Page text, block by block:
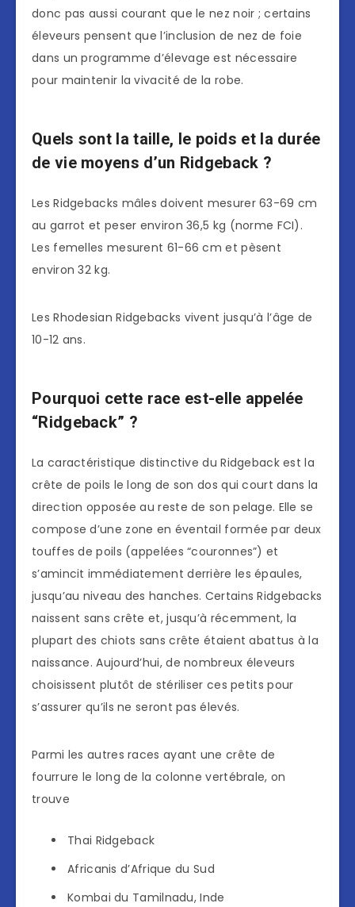
donc pas aussi courant que le nez noir ; certains
éleveurs pensent que l’inclusion de nez de foie
dans un programme d’élevage est nécessaire
pour maintenir la vivacité de la robe.
Quels sont la taille, le poids et la durée
de vie moyens d’un Ridgeback ?
Les Ridgebacks mâles doivent mesurer 63-69 cm
au garrot et peser environ 36,5 kg (norme FCI).
Les femelles mesurent 61-66 cm et pèsent
environ 32 kg.
Les Rhodesian Ridgebacks vivent jusqu’à l’âge de
10-12 ans.
Pourquoi cette race est-elle appelée
“Ridgeback” ?
La caractéristique distinctive du Ridgeback est la
crête de poils le long de son dos qui court dans la
direction opposée au reste de son pelage. Elle se
compose d’une zone en éventail formée par deux
touffes de poils (appelées “couronnes”) et
s’amincit immédiatement derrière les épaules,
jusqu’au niveau des hanches. Certains Ridgebacks
naissent sans crête et, jusqu’à récemment, la
plupart des chiots sans crête étaient abattus à la
naissance. Aujourd’hui, de nombreux éleveurs
choisissent plutôt de stériliser ces petits pour
s’assurer qu’ils ne seront pas élevés.
Parmi les autres races ayant une crête de
fourrure le long de la colonne vertébrale, on
trouve
Thai Ridgeback
Africanis d’Afrique du Sud
Kombai du Tamilnadu, Inde